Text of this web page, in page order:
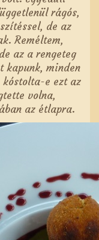
rágós,
de az
Reméltem,
az a rengeteg
kapunk, minden
kóstolta-e ezt az
volna,
az étlapra.